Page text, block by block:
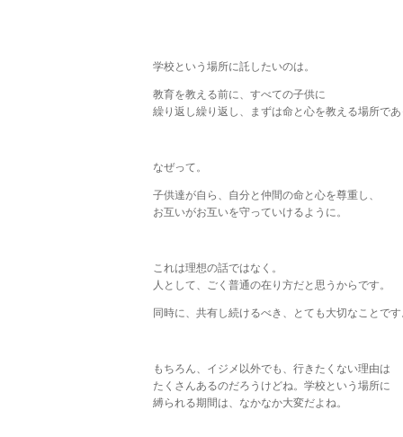
学校という場所に託したいのは。
教育を教える前に、すべての子供に
繰り返し繰り返し、まずは命と心を教える場所で
なぜって。
子供達が自ら、自分と仲間の命と心を尊重し、
お互いがお互いを守っていけるように。
これは理想の話ではなく。
人として、ごく普通の在り方だと思うからです。
同時に、共有し続けるべき、とても大切なことで
もちろん、イジメ以外でも、行きたくない理由は
たくさんあるのだろうけどね。学校という場所に
縛られる期間は、なかなか大変だよね。